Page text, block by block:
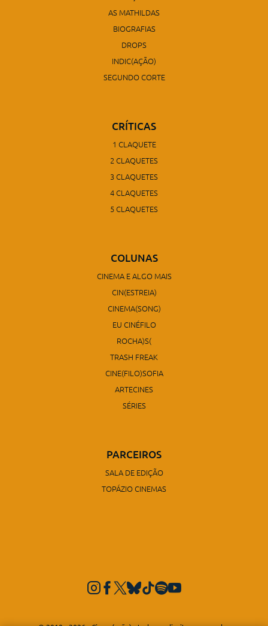
AS MATHILDAS
BIOGRAFIAS
DROPS
INDIC(AÇÃO)
SEGUNDO CORTE
CRÍTICAS
1 CLAQUETE
2 CLAQUETES
3 CLAQUETES
4 CLAQUETES
5 CLAQUETES
COLUNAS
CINEMA E ALGO MAIS
CIN(ESTREIA)
CINEMA(SONG)
EU CINÉFILO
ROCHA)S(
TRASH FREAK
CINE(FILO)SOFIA
ARTECINES
SÉRIES
PARCEIROS
SALA DE EDIÇÃO
TOPÁZIO CINEMAS